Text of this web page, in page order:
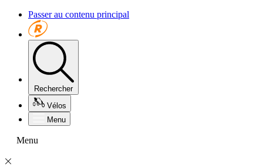
Passer au contenu principal
Rechercher
Vélos
Menu
Menu